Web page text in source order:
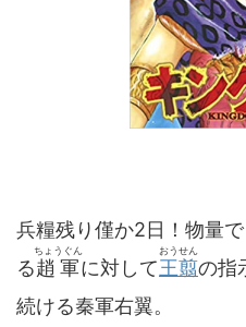
兵糧残り僅か2日！物量
る趙軍
ちょうぐん
に対して王翦
おうせん
の指
続ける秦軍右翼。